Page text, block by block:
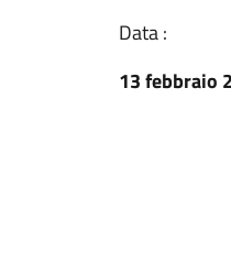
Data :
13 febbraio